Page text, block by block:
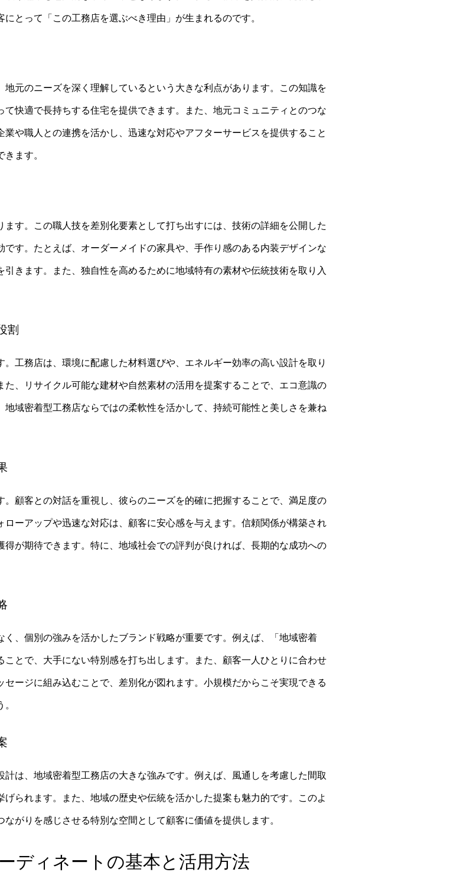
とって「この工務店を選ぶべき理由」が生まれるのです。
元のニーズを深く理解しているという大きな利点があります。この知識を
快適で長持ちする住宅を提供できます。また、地元コミュニティとのつな
や職人との連携を活かし、迅速な対応やアフターサービスを提供すること
ます。
す。この職人技を差別化要素として打ち出すには、技術の詳細を公開した
す。たとえば、オーダーメイドの家具や、手作り感のある内装デザインな
きます。また、独自性を高めるために地域特有の素材や伝統技術を取り入
割
工務店は、環境に配慮した材料選びや、エネルギー効率の高い設計を取り
、リサイクル可能な建材や自然素材の活用を提案することで、エコ意識の
域密着型工務店ならではの柔軟性を活かして、持続可能性と美しさを兼ね
顧客との対話を重視し、彼らのニーズを的確に把握することで、満足度の
ーアップや迅速な対応は、顧客に安心感を与えます。信頼関係が構築され
が期待できます。特に、地域社会での評判が良ければ、長期的な成功への
、個別の強みを活かしたブランド戦略が重要です。例えば、「地域密着
とで、大手にない特別感を打ち出します。また、顧客一人ひとりに合わせ
ージに組み込むことで、差別化が図れます。小規模だからこそ実現できる
は、地域密着型工務店の大きな強みです。例えば、風通しを考慮した間取
られます。また、地域の歴史や伝統を活かした提案も魅力的です。このよ
がりを感じさせる特別な空間として顧客に価値を提供します。
ディネートの基本と活用方法